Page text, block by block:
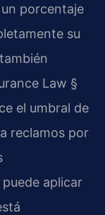
porcentaje
su
Law §
el umbral de
reclamos por
aplicar